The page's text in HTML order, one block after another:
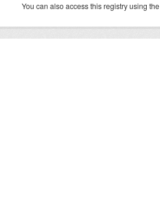
You can also access this registry using the